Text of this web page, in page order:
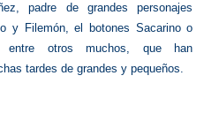
padre de grandes personajes
y Filemón, el botones Sacarino o
entre otros muchos, que han
tardes de grandes y pequeños.